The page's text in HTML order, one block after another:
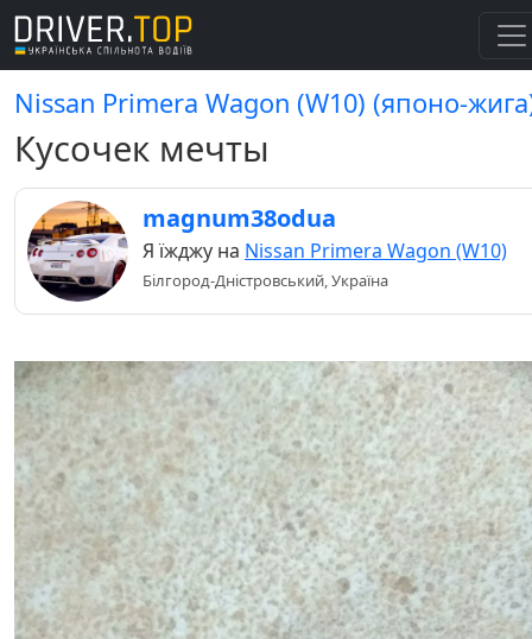
Nissan Primera Wagon (W10) (японо-
Кусочек мечты
magnum38odua
Я їжджу на Nissan Primera Wagon (W10)
Білгород-Дністровський, Україна